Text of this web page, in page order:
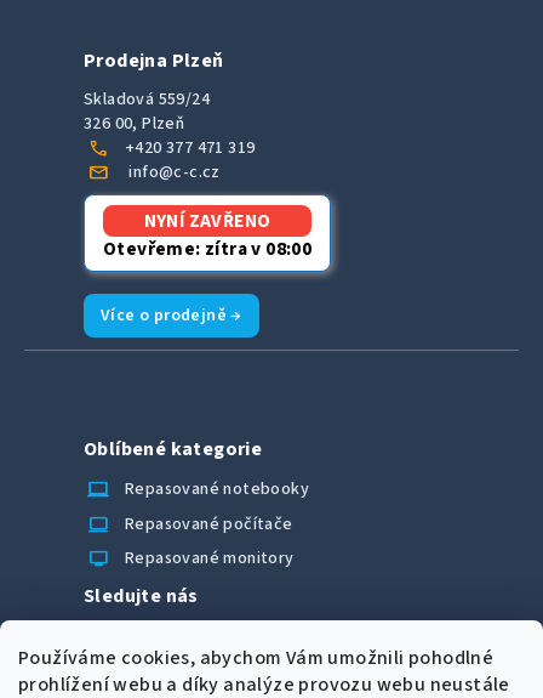
Používáme cookies, abychom Vám umožnili pohodlné
prohlížení webu a díky analýze provozu webu neustále
Prodejna Plzeň
Skladová 559/24
326 00, Plzeň
call +420 377 471 319
mail info@c-c.cz
NYNÍ ZAVŘENO
Otevřeme: zítra v 08:00
Více o prodejně →
Oblíbené kategorie
laptop_chromebook
Repasované notebooky
computer Repasované počítače
monitor Repasované monitory
Sledujte nás
Možnosti úhrady